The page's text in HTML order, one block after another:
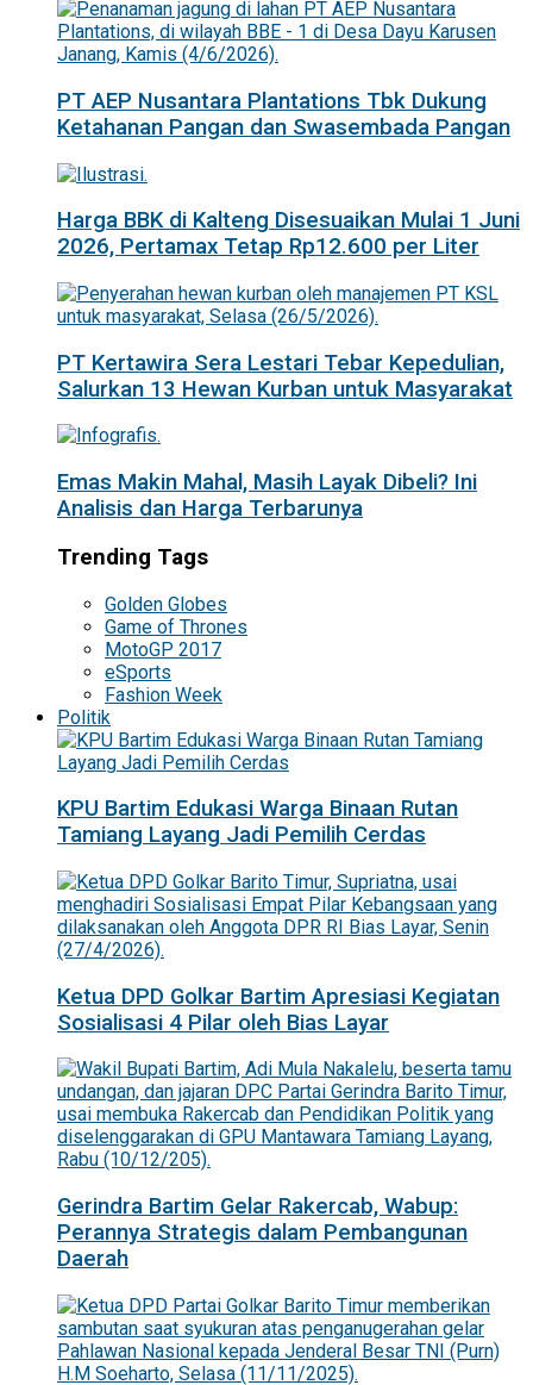
PT AEP Nusantara Plantations Tbk Dukung
Ketahanan Pangan dan Swasembada Pangan
Harga BBK di Kalteng Disesuaikan Mulai 1 Juni
2026, Pertamax Tetap Rp12.600 per Liter
PT Kertawira Sera Lestari Tebar Kepedulian,
Salurkan 13 Hewan Kurban untuk Masyarakat
Emas Makin Mahal, Masih Layak Dibeli? Ini
Analisis dan Harga Terbarunya
Trending Tags
Golden Globes
Game of Thrones
MotoGP 2017
eSports
Fashion Week
Politik
KPU Bartim Edukasi Warga Binaan Rutan
Tamiang Layang Jadi Pemilih Cerdas
Ketua DPD Golkar Bartim Apresiasi Kegiatan
Sosialisasi 4 Pilar oleh Bias Layar
Gerindra Bartim Gelar Rakercab, Wabup:
Perannya Strategis dalam Pembangunan
Daerah